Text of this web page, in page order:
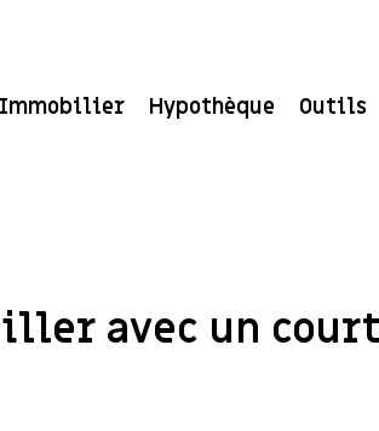
Immobilier Hypothèque Outils
avec un